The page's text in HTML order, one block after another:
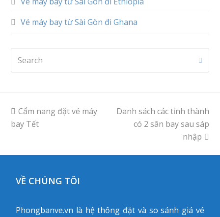
Vé máy bay từ Sài Gòn đi Ghana
previous
post:
Cẩm nang đặt vé máy
bay Tết
next
post:
Danh sách các tỉnh thành
có 2 sân bay sau sáp
nhập
VỀ CHÚNG TÔI
Phongbanve.vn là hệ thống đặt và so sánh giá vé